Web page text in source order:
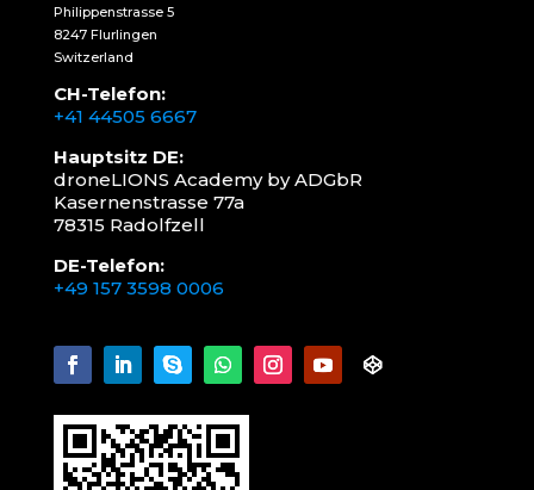
Philippenstrasse 5
8247 Flurlingen
Switzerland
CH-Telefon:
+41 44505 6667
Hauptsitz DE:
droneLIONS Academy by ADGbR
Kasernenstrasse 77a
78315 Radolfzell
DE-Telefon:
+49 157 3598 0006